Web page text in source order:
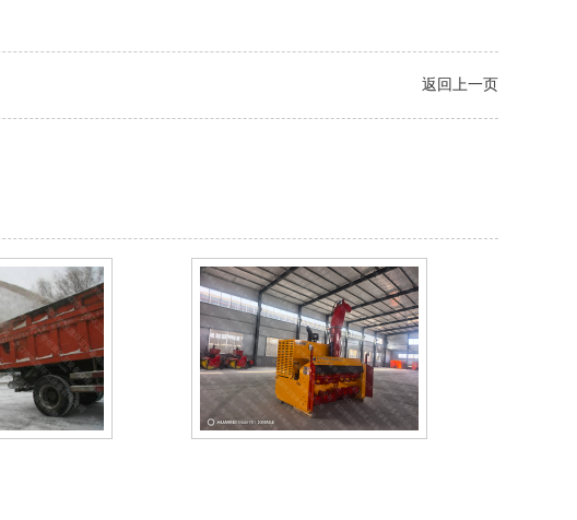
返回上一页